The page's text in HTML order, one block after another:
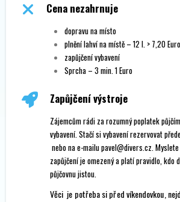
Cena nezahrnuje
dopravu na místo
plnění lahví na místě – 12 l. > 7,20
zapůjčení vybavení
Sprcha – 3 min. 1 Euro
Zapůjčení výstroje
Zájemcům rádi za rozumný poplatek
vybavení. Stačí si vybavení rezervovat
nebo na e-mailu pavel@divers.cz.
zapůjčení je omezený a platí pravidlo, kdo
půjčovnu jistou.
Věci je potřeba si před víkendovkou,